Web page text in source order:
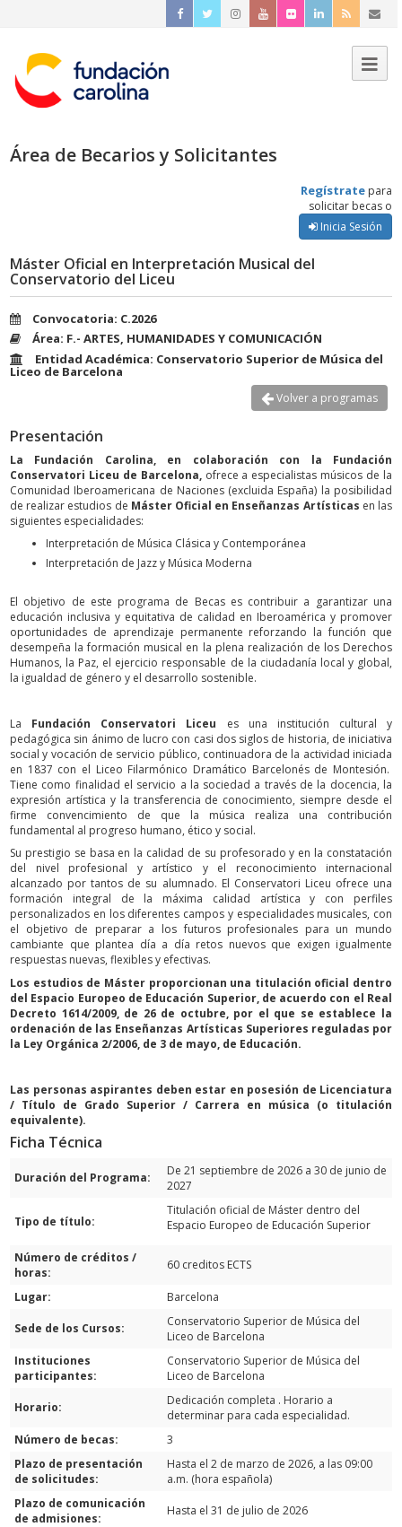
Área de Becarios y Solicitantes
Regístrate para
solicitar becas o
Inicia Sesión
Máster Oficial en Interpretación Musical del
Conservatorio del Liceu
Convocatoria: C.2026
Área: F.- ARTES, HUMANIDADES Y COMUNICACIÓN
Entidad Académica: Conservatorio Superior de Música del
Liceo de Barcelona
Volver a programas
Presentación
La Fundación Carolina, en colaboración con la Fundación
Conservatori Liceu de Barcelona,ofrece a especialistas músicos de la
Comunidad Iberoamericana de Naciones (excluida España) la posibilidad
de realizar estudios de Máster Oficial en Enseñanzas Artísticas en las
siguientes especialidades:
Interpretación de Música Clásica y Contemporánea
Interpretación de Jazz y Música Moderna
El objetivo de este programa de Becas es contribuir a garantizar una
educación inclusiva y equitativa de calidad en Iberoamérica y promover
oportunidades de aprendizaje permanente reforzando la función que
desempeña la formación musical en la plena realización de los Derechos
Humanos, la Paz, el ejercicio responsable de la ciudadanía local y global,
la igualdad de género y el desarrollo sostenible.
La Fundación Conservatori Liceu es una institución cultural y
pedagógica sin ánimo de lucro con casi dos siglos de historia, de iniciativa
social y vocación de servicio público, continuadora de la actividad iniciada
en 1837 con el Liceo Filarmónico Dramático Barcelonés de Montesión.
Tiene como finalidad el servicio a la sociedad a través de la docencia, la
expresión artística y la transferencia de conocimiento, siempre desde el
firme convencimiento de que la música realiza una contribución
fundamental al progreso humano, ético y social.
Su prestigio se basa en la calidad de su profesorado y en la constatación
del nivel profesional y artístico y el reconocimiento internacional
alcanzado por tantos de su alumnado. El Conservatori Liceu ofrece una
formación integral de la máxima calidad artística y con perfiles
personalizados en los diferentes campos y especialidades musicales, con
el objetivo de preparar a los futuros profesionales para un mundo
cambiante que plantea día a día retos nuevos que exigen igualmente
respuestas nuevas, flexibles y efectivas.
Los estudios de Máster proporcionan una titulación oficial dentro
del Espacio Europeo de Educación Superior, de acuerdo con el Real
Decreto 1614/2009, de 26 de octubre, por el que se establece la
ordenación de las Enseñanzas Artísticas Superiores reguladas por
la Ley Orgánica 2/2006, de 3 de mayo, de Educación.
Las personas aspirantes deben estar en posesión de Licenciatura
/ Título de Grado Superior / Carrera en música (o titulación
equivalente).
Ficha Técnica
Duración del Programa:
De 21 septiembre de 2026 a 30 de junio de
2027
Tipo de título:
Titulación oficial de Máster dentro del
Espacio Europeo de Educación Superior
Número de créditos /
horas:
60 creditos ECTS
Lugar: Barcelona
Sede de los Cursos:
Conservatorio Superior de Música del
Liceo de Barcelona
Instituciones
participantes:
Conservatorio Superior de Música del
Liceo de Barcelona
Horario:
Dedicación completa . Horario a
determinar para cada especialidad.
Número de becas:
3
Plazo de presentación
de solicitudes:
Hasta el 2 de marzo de 2026, a las 09:00
a.m. (hora española)
Plazo de comunicación
de admisiones:
Hasta el 31 de julio de 2026